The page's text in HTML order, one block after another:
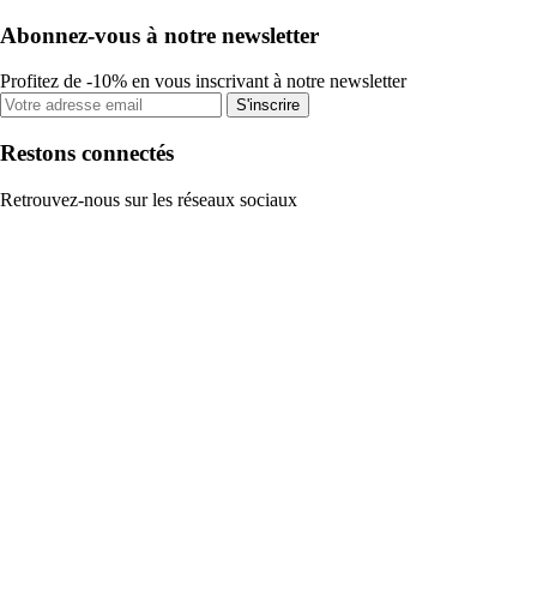
Abonnez-vous à notre newsletter
Profitez de -10% en vous inscrivant à notre newsletter
S'inscrire
Restons connectés
Retrouvez-nous sur les réseaux sociaux